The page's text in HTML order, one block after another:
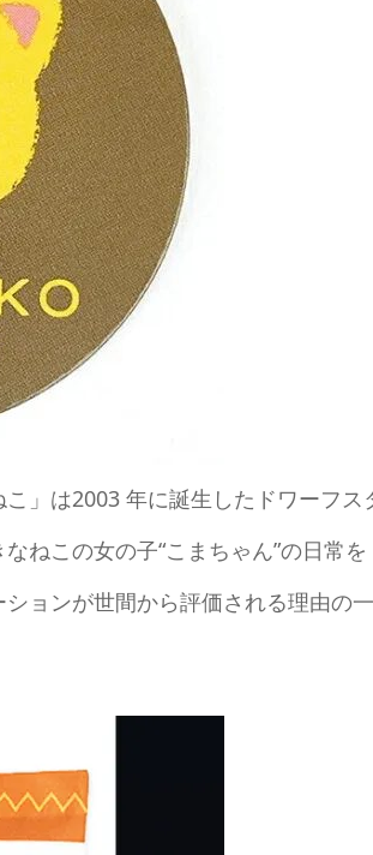
」は2003 年に誕生したドワーフス
ねこの女の子“こまちゃん”の日常を
ョンが世間から評価される理由の一